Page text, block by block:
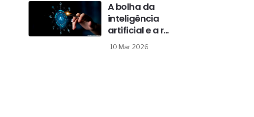
A bolha da
inteligência
artificial e a r...
10 Mar 2026